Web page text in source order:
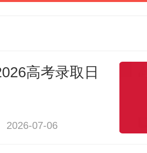
高考录取日
2026-07-06